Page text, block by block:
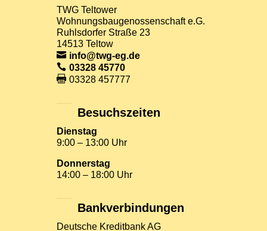
TWG Teltower
Wohnungsbaugenossenschaft e.G.
Ruhlsdorfer Straße 23
14513 Teltow
info@twg-eg.de
03328 45770
03328 457777
Besuchszeiten
Dienstag
9:00 – 13:00 Uhr
Donnerstag
14:00 – 18:00 Uhr
Bankverbindungen
Deutsche Kreditbank AG